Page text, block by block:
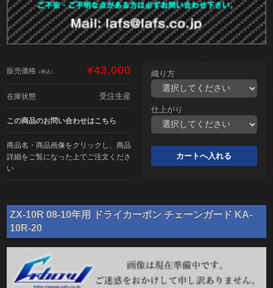
販売価格 （税込） ¥43,000
在庫状態 受注生産
この商品のお問い合わせはこちら
商品名・商品画像をクリックし、商品
詳細をご覧になった上でご注文くださ
い
織り方
仕上がり
ZX-10R 08-10年用 ドライカーボン チェーンガード KA-
10R-20